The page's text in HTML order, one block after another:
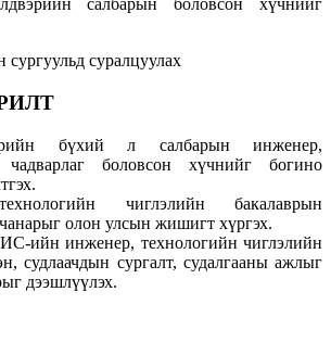
салбарын боловсон хүчнийг
суралцуулах
бүхий л салбарын инженер,
чадварлаг боловсон хүчнийг богино
чиглэлийн бакалаврын
олон улсын жишигт хүргэх.
инженер, технологийн чиглэлийн
судлаачдын сургалт, судалгааны ажлыг
дээшлүүлэх.